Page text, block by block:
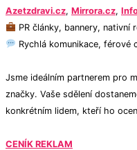
Azetzdravi.cz, Mirrora.cz,
PR články, bannery, nativní
Rychlá komunikace, férové
Jsme ideálním partnerem pro
značky. Vaše sdělení
konkrétním lidem, kteří ho
CENÍK REKLAM